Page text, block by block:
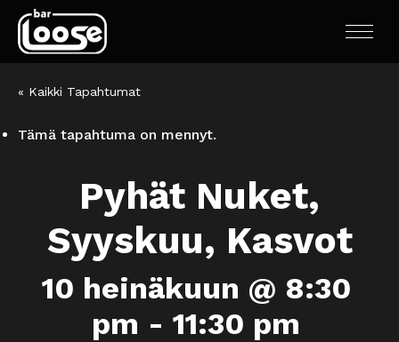
« Kaikki Tapahtumat
Tämä tapahtuma on mennyt.
Pyhät Nuket,
Syyskuu, Kasvot
10 heinäkuun @ 8:30
pm - 11:30 pm